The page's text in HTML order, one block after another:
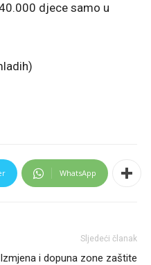
djece samo u
WhatsApp
Sljedeći članak
Izmjena i dopuna zone zaštite